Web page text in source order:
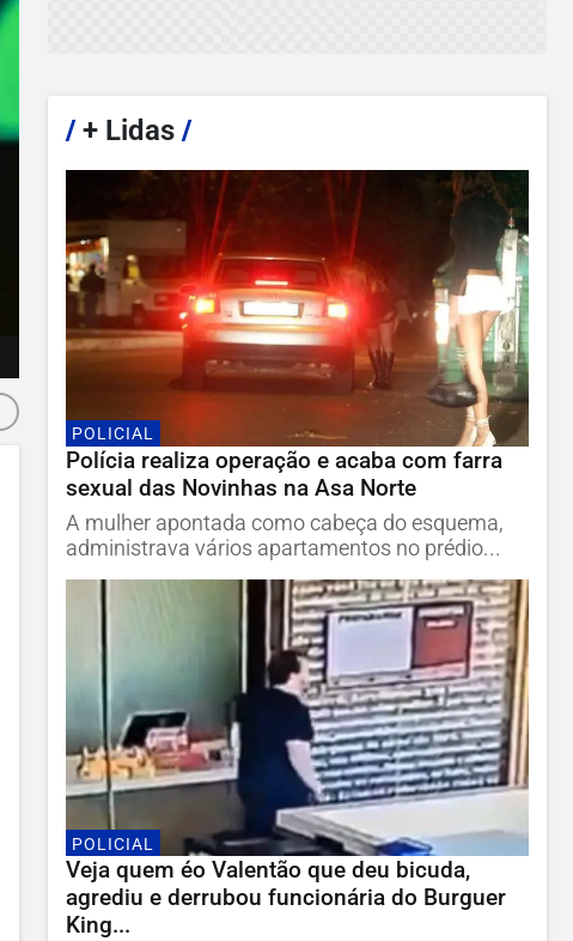
/+ Lidas /
POLICIAL
Polícia realiza operação e acaba com farra
sexual das Novinhas na Asa Norte
A mulher apontada como cabeça do esquema,
administrava vários apartamentos no prédio...
POLICIAL
Veja quem éo Valentão que deu bicuda,
agrediu e derrubou funcionária do Burguer
King...